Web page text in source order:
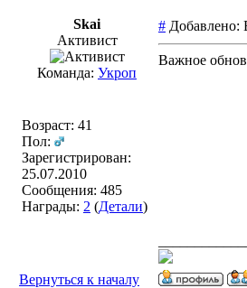
Skai
Активист
Команда: Укроп
Возраст: 41
Пол:
Зарегистрирован:
25.07.2010
Сообщения: 485
Награды: 2 (Детали)
# Добавлено:
Важное
Вернуться к началу